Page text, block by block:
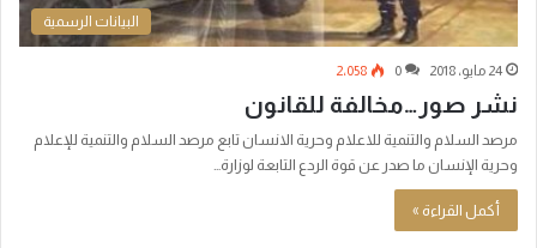
البيانات الرسمية
24 مايو، 2018 0 2٬058
نشر صور…مخالفة للقانون
مرصد السلام والتنمية للاعلام وحرية الانسان تابع مرصد السلام والتنمية للإعلام
وحرية الإنسان ما صدر عن قوة الردع التابعة لوزارة…
أكمل القراءة »